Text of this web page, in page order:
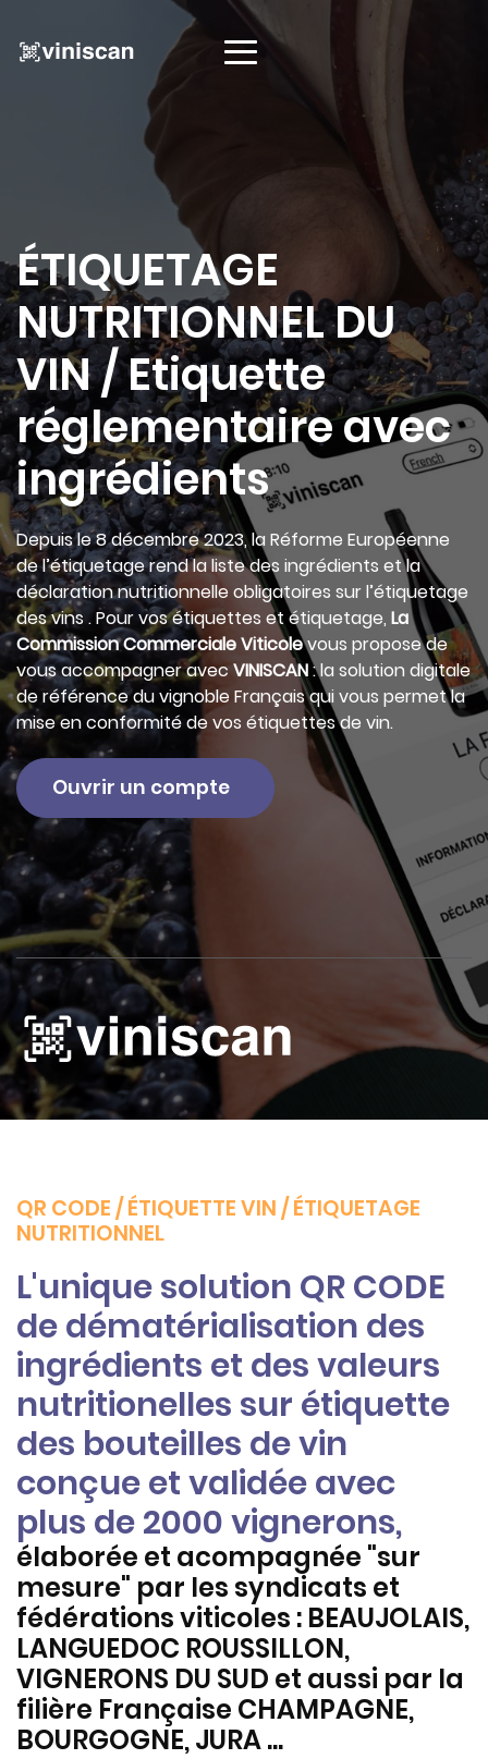
ÉTIQUETAGE
NUTRITIONNEL DU
VIN / Etiquette
réglementaire avec
ingrédients
Depuis le 8 décembre 2023, la Réforme Européenne
de l’étiquetage rend la liste des ingrédients et la
déclaration nutritionnelle obligatoires sur l’étiquetage
des vins . Pour vos étiquettes et étiquetage, La
Commission Commerciale Viticolevous propose de
vous accompagner avec VINISCAN: la solution digitale
de référence du vignoble Français qui vous permet la
mise en conformité de vos étiquettes de vin.
Ouvrir un compte
QR CODE / ÉTIQUETTE VIN / ÉTIQUETAGE
NUTRITIONNEL
L'unique solution QR CODE
de dématérialisation des
ingrédients et des valeurs
nutritionelles sur étiquette
des bouteilles de vin
conçue et validée avec
plus de 2000 vignerons,
élaborée et acompagnée "sur
mesure" par les syndicats et
fédérations viticoles : BEAUJOLAIS,
LANGUEDOC ROUSSILLON,
VIGNERONS DU SUD et aussi par la
filière Française CHAMPAGNE,
BOURGOGNE, JURA ...